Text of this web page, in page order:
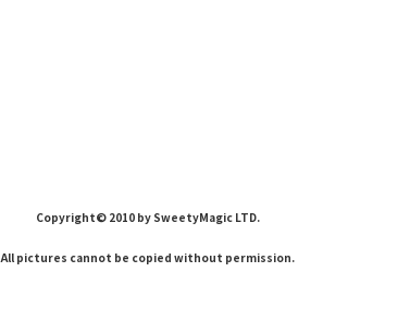
Copyright© 2010 by SweetyMagic LTD.
All pictures cannot be copied without permission.